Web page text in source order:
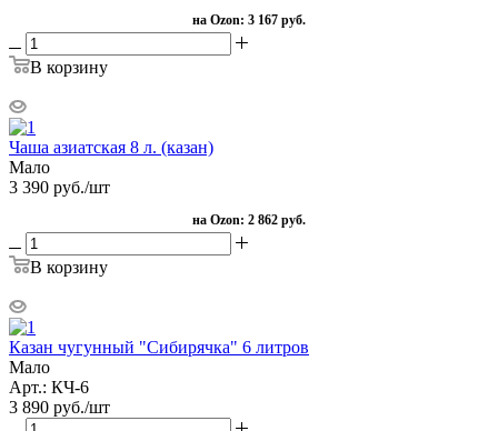
на Ozon: 3 167 руб.
В корзину
Чаша азиатская 8 л. (казан)
Мало
3 390 руб./шт
на Ozon: 2 862 руб.
В корзину
Казан чугунный "Сибирячка" 6 литров
Мало
Арт.: КЧ-6
3 890 руб./шт